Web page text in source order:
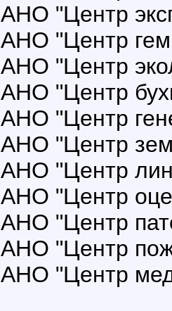
АНО "Центр
АНО "Центр
АНО "Центр
АНО "Центр
АНО "Центр
АНО "Центр
АНО "Центр
АНО "Центр
АНО "Центр
АНО "Центр
АНО "Центр